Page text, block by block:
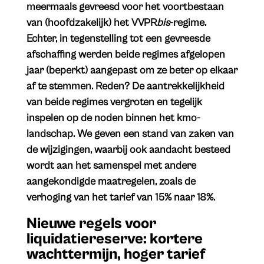
meermaals gevreesd voor het voortbestaan
van (hoofdzakelijk) het VVPRbis-regime.
Echter, in tegenstelling tot een gevreesde
afschaffing werden beide regimes afgelopen
jaar (beperkt) aangepast om ze beter op elkaar
af te stemmen. Reden? De aantrekkelijkheid
van beide regimes vergroten en tegelijk
inspelen op de noden binnen het kmo-
landschap. We geven een stand van zaken van
de wijzigingen, waarbij ook aandacht besteed
wordt aan het samenspel met andere
aangekondigde maatregelen, zoals de
verhoging van het tarief van 15% naar 18%.
Nieuwe regels voor
liquidatiereserve: kortere
wachttermijn, hoger tarief